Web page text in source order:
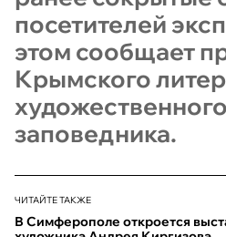
посетителей
этом сообщает
Крымского
заповедника.
ЧИТАЙТЕ ТАКЖЕ
В Симферополе откроется